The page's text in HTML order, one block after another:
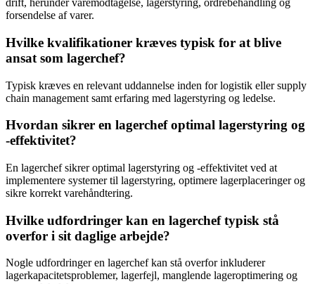
drift, herunder varemodtagelse, lagerstyring, ordrebehandling og
forsendelse af varer.
Hvilke kvalifikationer kræves typisk for at blive
ansat som lagerchef?
Typisk kræves en relevant uddannelse inden for logistik eller supply
chain management samt erfaring med lagerstyring og ledelse.
Hvordan sikrer en lagerchef optimal lagerstyring og
-effektivitet?
En lagerchef sikrer optimal lagerstyring og -effektivitet ved at
implementere systemer til lagerstyring, optimere lagerplaceringer og
sikre korrekt varehåndtering.
Hvilke udfordringer kan en lagerchef typisk stå
overfor i sit daglige arbejde?
Nogle udfordringer en lagerchef kan stå overfor inkluderer
lagerkapacitetsproblemer, lagerfejl, manglende lageroptimering og